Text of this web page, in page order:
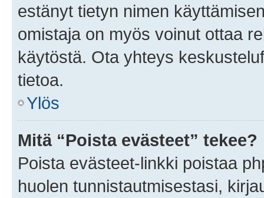
estänyt tietyn nimen
omistaja on myös voinut ottaa
käytöstä. Ota yhteys
tietoa.
Ylös
Mitä “Poista evästeet” tekee?
Poista evästeet-linkki poistaa
huolen tunnistautmisestasi,